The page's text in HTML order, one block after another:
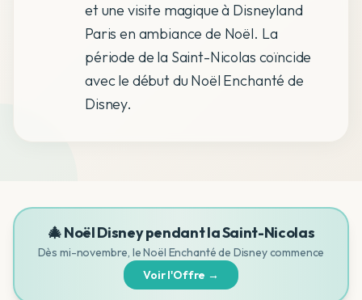
et une visite magique à Disneyland
Paris en ambiance de Noël. La
période de la Saint-Nicolas coïncide
avec le début du Noël Enchanté de
Disney.
🎄 Noël Disney pendant la Saint-Nicolas
Dès mi-novembre, le Noël Enchanté de Disney commence
Voir l'Offre →